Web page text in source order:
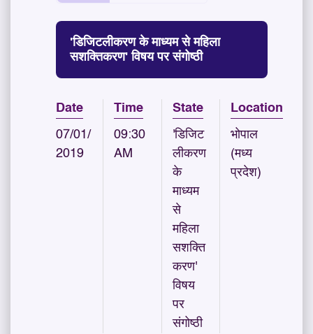
'डिजिटलीकरण के माध्यम से महिला
सशक्तिकरण' विषय पर संगोष्ठी
Date
07/01/
2019
Time
09:30
AM
State
'डिजिट
लीकरण
के
माध्यम
से
महिला
सशक्ति
करण'
विषय
पर
संगोष्ठी
Location
भोपाल
(मध्य
प्रदेश)